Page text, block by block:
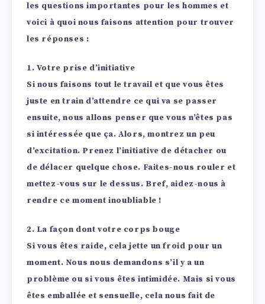
les questions importantes pour les hommes et
voici à quoi nous faisons attention pour trouver
les réponses :
1. Votre prise d’initiative
Si nous faisons tout le travail et que vous êtes
juste en train d’attendre ce qui va se passer
ensuite, nous allons penser que vous n’êtes pas
si intéressée que ça. Alors, montrez un peu
d’excitation. Prenez l’initiative de détacher ou
de délacer quelque chose. Faites-nous rouler et
mettez-vous sur le dessus. Bref, aidez-nous à
rendre ce moment inoubliable !
2. La façon dont votre corps bouge
Si vous êtes raide, cela jette un froid pour un
moment. Nous nous demandons s’il y a un
problème ou si vous êtes intimidée. Mais si vous
êtes emballée et sensuelle, cela nous fait de